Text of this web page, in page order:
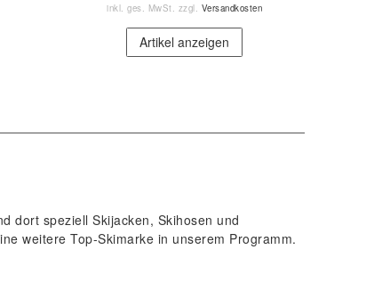
inkl. ges. MwSt. zzgl. Versandkosten
Artikel anzeigen
dort speziell Skijacken, Skihosen und
weitere Top-Skimarke in unserem Programm.